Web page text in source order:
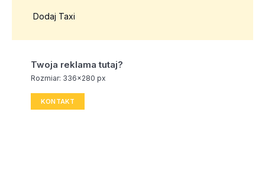
Dodaj Taxi
Twoja reklama tutaj?
Rozmiar: 336x280 px
KONTAKT